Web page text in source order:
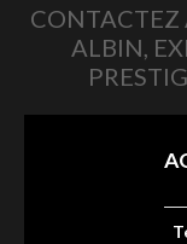
CONTACTEZ
ALBIN,